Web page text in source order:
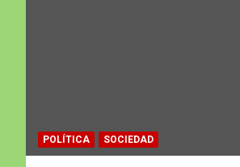
POLÍTICA SOCIEDAD